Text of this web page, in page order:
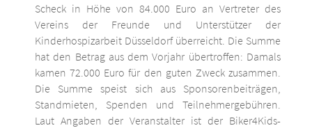
Scheck in Höhe von 84.000 Euro an Vertreter des
Vereins der Freunde und Unterstützer der
Kinderhospizarbeit Düsseldorf überreicht. Die Summe
hat den Betrag aus dem Vorjahr übertroffen: Damals
kamen 72.000 Euro für den guten Zweck zusammen.
Die Summe speist sich aus Sponsorenbeiträgen,
Standmieten, Spenden und Teilnehmergebühren.
Laut Angaben der Veranstalter ist der Biker4Kids-